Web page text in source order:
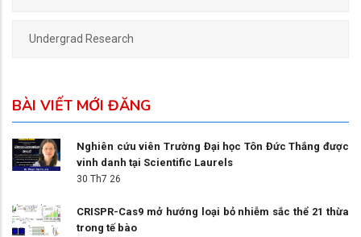
Undergrad Research
BÀI VIẾT MỚI ĐĂNG
Nghiên cứu viên Trường Đại học Tôn Đức Thắng được
vinh danh tại Scientific Laurels
30 Th7 26
CRISPR-Cas9 mở hướng loại bỏ nhiễm sắc thể 21 thừa
trong tế bào